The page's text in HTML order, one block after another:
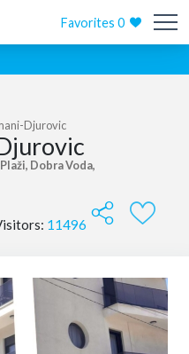
Favorites0
Djurovic
Dobra Voda,
11496